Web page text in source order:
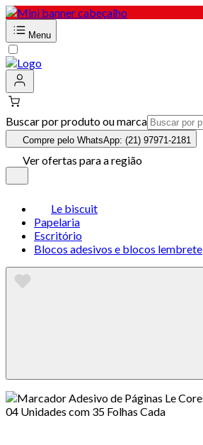
Menu
Buscar por produto ou marca
Compre pelo WhatsApp: (21) 97971-2181
Ver ofertas para a região
Le biscuit
Papelaria
Escritório
Blocos adesivos e blocos lembrete